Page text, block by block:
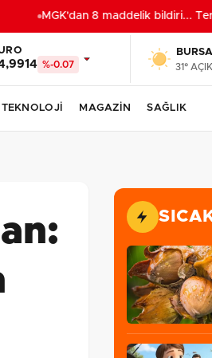
MGK'dan 8 maddelik bildiri...
%-0.07
BURSA
31° AÇIK
TEKNOLOJİ MAGAZİN SAĞLIK